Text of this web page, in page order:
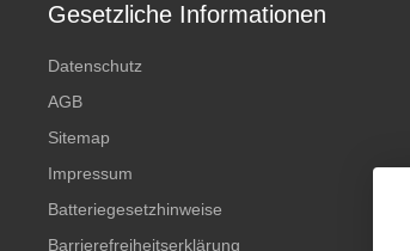
Gesetzliche Informationen
Datenschutz
AGB
Sitemap
Impressum
Batteriegesetzhinweise
Barrierefreiheitserklärung